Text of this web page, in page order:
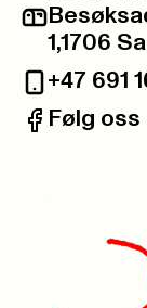
1,1706
Telefon:
+47 691
Facebook:
Følg